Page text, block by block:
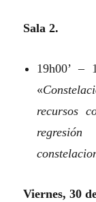
Sala 2.
19h00’ –
«
recursos
Viernes, 30